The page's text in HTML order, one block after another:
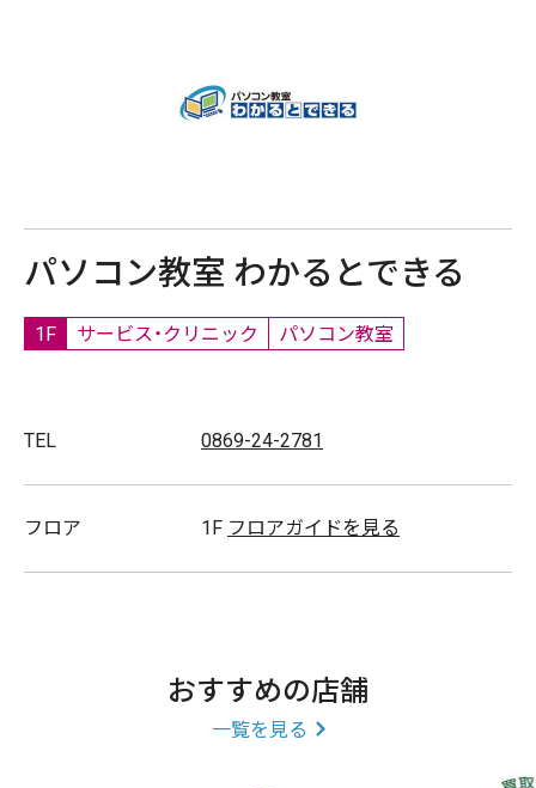
パソコン教室 わかるとできる
1F サービス・クリニック パソコン教室
TEL 0869-24-2781
フロア 1F フロアガイドを見る
おすすめの店舗
一覧を見る